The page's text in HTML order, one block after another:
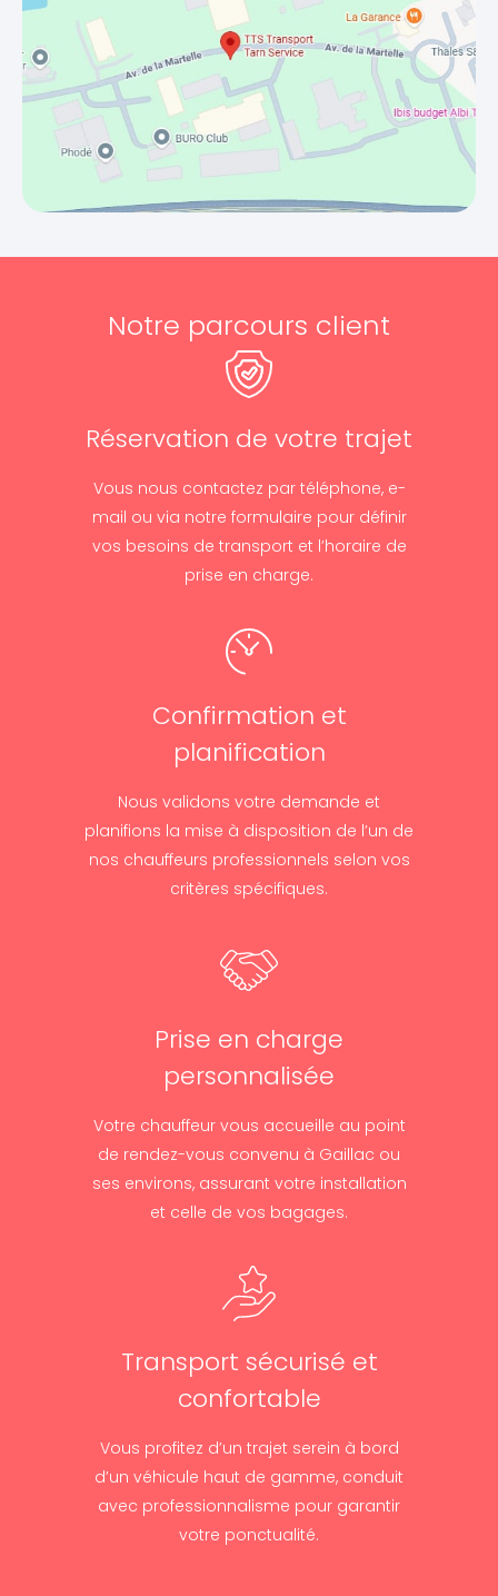
Notre parcours client
Réservation de votre trajet
Vous nous contactez par téléphone, e-
mail ou via notre formulaire pour définir
vos besoins de transport et l’horaire de
prise en charge.
Confirmation et
planification
Nous validons votre demande et
planifions la mise à disposition de l’un de
nos chauffeurs professionnels selon vos
critères spécifiques.
Prise en charge
personnalisée
Votre chauffeur vous accueille au point
de rendez-vous convenu à Gaillac ou
ses environs, assurant votre installation
et celle de vos bagages.
Transport sécurisé et
confortable
Vous profitez d’un trajet serein à bord
d’un véhicule haut de gamme, conduit
avec professionnalisme pour garantir
votre ponctualité.